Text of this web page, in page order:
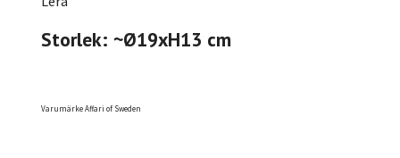
Storlek: ~Ø19xH13 cm
Varumärke Affari of Sweden